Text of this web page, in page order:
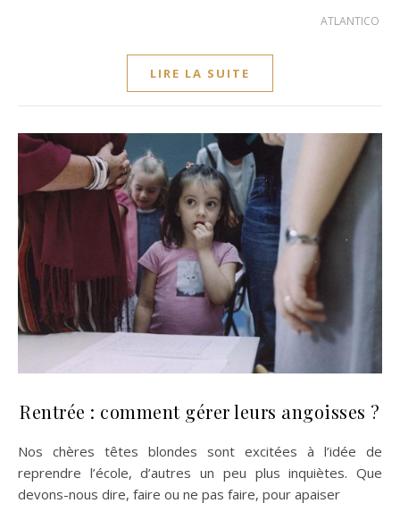
ATLANTICO
LIRE LA SUITE
Rentrée : comment gérer leurs angoisses ?
Nos chères têtes blondes sont excitées à l’idée de
reprendre l’école, d’autres un peu plus inquiètes. Que
devons-nous dire, faire ou ne pas faire, pour apaiser